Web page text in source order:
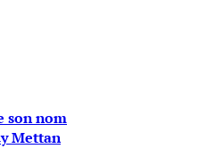
son nom
Mettan